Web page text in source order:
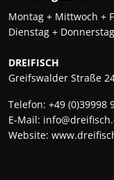
Montag + Mittwoch +
Dienstag +
DREIFISCH
Greifswalder Straße
Telefon: +49 (0)39998
E-Mail:
Website: